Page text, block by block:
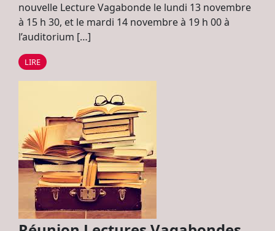
nouvelle Lecture Vagabonde le lundi 13 novembre
à 15 h 30, et le mardi 14 novembre à 19 h 00 à
l’auditorium […]
LIRE